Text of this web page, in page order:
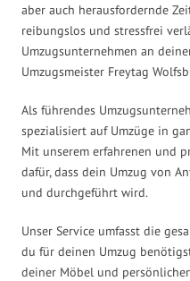
aber auch herausfordernde
reibungslos und stressfrei
Umzugsunternehmen an
Umzugsmeister Freytag
Als führendes
spezialisiert auf Umzüge in
Mit unserem erfahrenen und
dafür, dass dein Umzug von
und durchgeführt wird.
Unser Service umfasst die
du für deinen Umzug
deiner Möbel und